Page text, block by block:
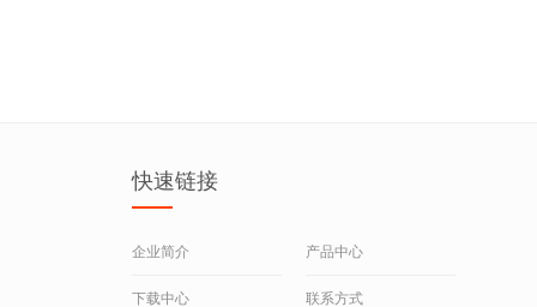
快速链接
企业简介 产品中心
下载中心 联系方式